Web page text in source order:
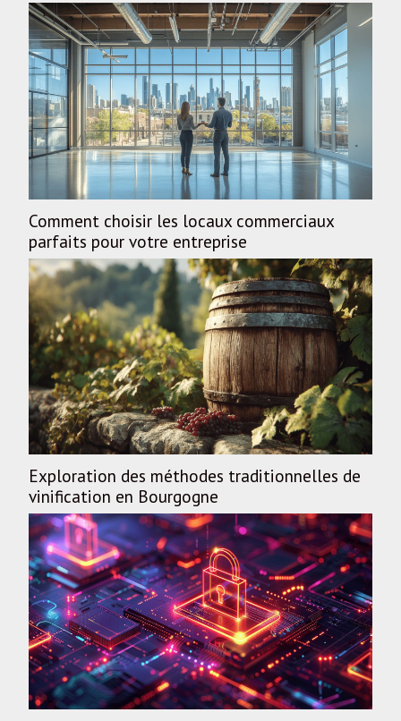
Comment choisir les locaux commerciaux
parfaits pour votre entreprise
Exploration des méthodes traditionnelles de
vinification en Bourgogne